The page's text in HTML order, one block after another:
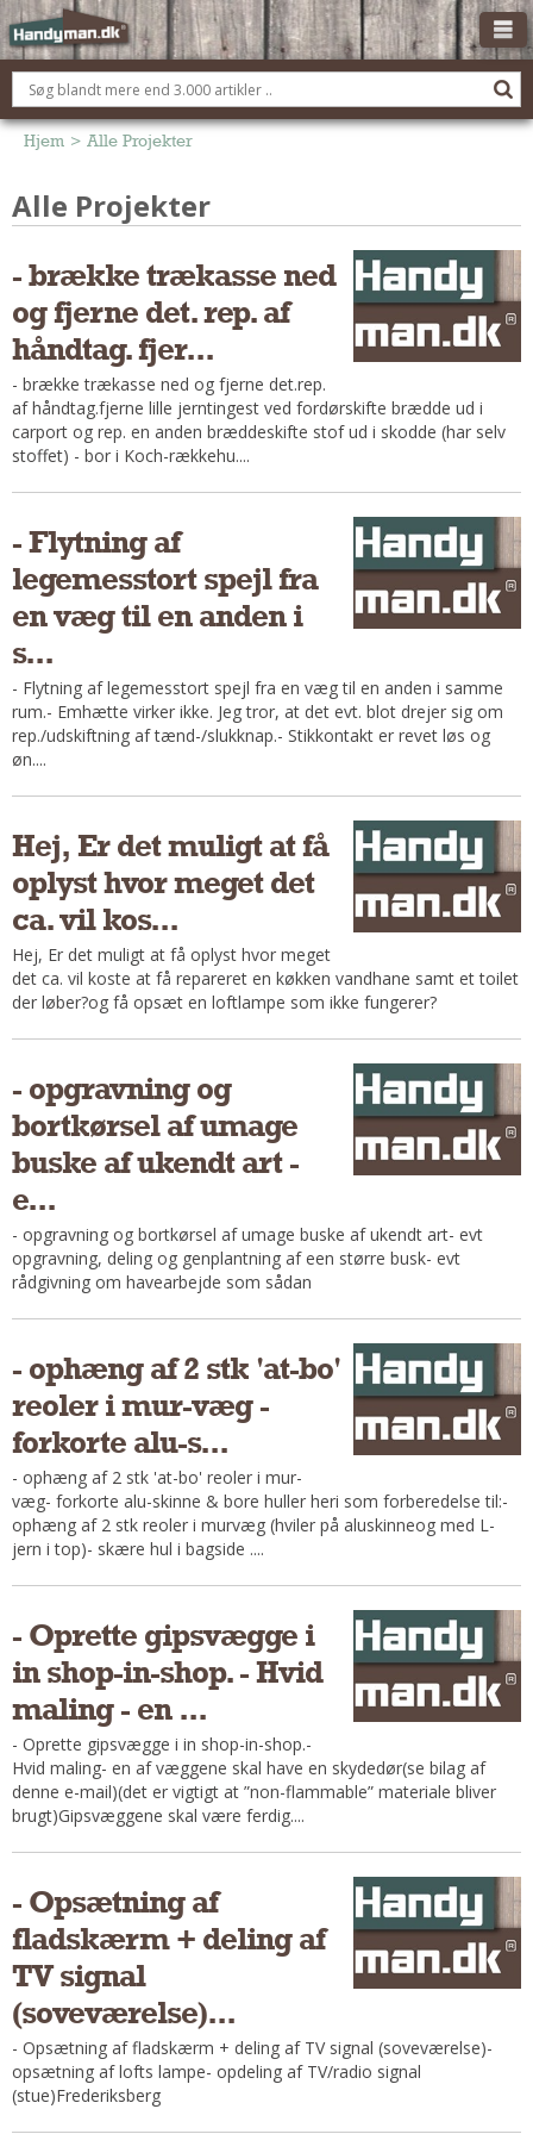
OM HANDYMAN.DK
FÅ 3 TILBUD
BOLIG KØBERÅDGIVNING
Reparation Og Vedligehold
Alt Om Køkkenet
Om Materialer
Om Værktøj
Andet
Regler Og Love
Udskiftning Og Montage
Om Materialer
Tips Og Tests
Montage Og Udskiftning
Reparation Og Vedligehold
MALER
Indendørs
Udendørs
Kan Det Males?
MURER
Om Materialer
Om Værktøj
GLARMESTER
Udskiftning Og Montage
Om Materialer
HANDYMAN
Andet
Båd
GARTNER
Beplantning
Belægning
Skadedyr
Om Værktøj
Andet
RENGØRING
Rengøring Af Overflader
Pletleksikon
Hjem > Alle Projekter
Alle Projekter
- brække trækasse ned
og fjerne det. rep. af
håndtag. fjer...
- brække trækasse ned og fjerne det.rep.
af håndtag.fjerne lille jerntingest ved fordørskifte brædde ud i
carport og rep. en anden bræddeskifte stof ud i skodde (har selv
stoffet) - bor i Koch-rækkehu....
- Flytning af
legemesstort spejl fra
en væg til en anden i
s...
- Flytning af legemesstort spejl fra en væg til en anden i samme
rum.- Emhætte virker ikke. Jeg tror, at det evt. blot drejer sig om
rep./udskiftning af tænd-/slukknap.- Stikkontakt er revet løs og
øn....
Hej, Er det muligt at få
oplyst hvor meget det
ca. vil kos...
Hej, Er det muligt at få oplyst hvor meget
det ca. vil koste at få repareret en køkken vandhane samt et toilet
der løber?og få opsæt en loftlampe som ikke fungerer?
- opgravning og
bortkørsel af umage
buske af ukendt art -
e...
- opgravning og bortkørsel af umage buske af ukendt art- evt
opgravning, deling og genplantning af een større busk- evt
rådgivning om havearbejde som sådan
- ophæng af 2 stk 'at-bo'
reoler i mur-væg -
forkorte alu-s...
- ophæng af 2 stk 'at-bo' reoler i mur-
væg- forkorte alu-skinne & bore huller heri som forberedelse til:-
ophæng af 2 stk reoler i murvæg (hviler på aluskinneog med L-
jern i top)- skære hul i bagside ....
- Oprette gipsvægge i
in shop-in-shop. - Hvid
maling - en ...
- Oprette gipsvægge i in shop-in-shop.-
Hvid maling- en af væggene skal have en skydedør(se bilag af
denne e-mail)(det er vigtigt at ”non-flammable” materiale bliver
brugt)Gipsvæggene skal være ferdig....
- Opsætning af
fladskærm + deling af
TV signal
(soveværelse)...
- Opsætning af fladskærm + deling af TV signal (soveværelse)-
opsætning af lofts lampe- opdeling af TV/radio signal
(stue)Frederiksberg